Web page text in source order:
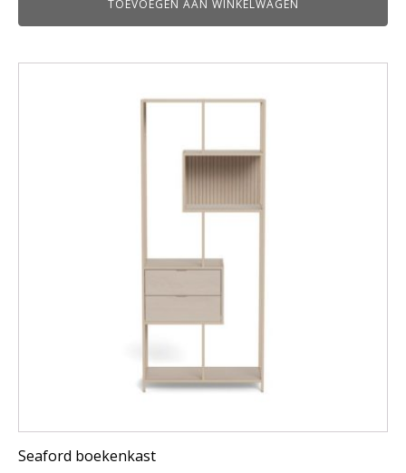
TOEVOEGEN AAN WINKELWAGEN
Seaford boekenkast